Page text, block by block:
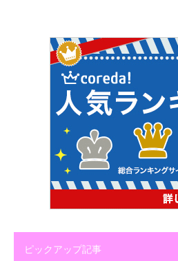
ピックアップ記事